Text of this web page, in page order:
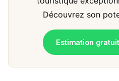
Découvrez son
Estimation